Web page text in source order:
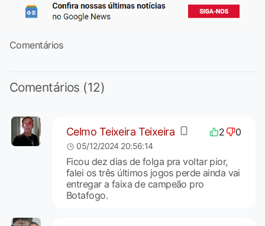
Comentários
Comentários (12)
Celmo Teixeira Teixeira 2 0
05/12/2024 20:56:14
Ficou dez dias de folga pra voltar pior,
falei os três últimos jogos perde ainda vai
entregar a faixa de campeão pro
Botafogo.